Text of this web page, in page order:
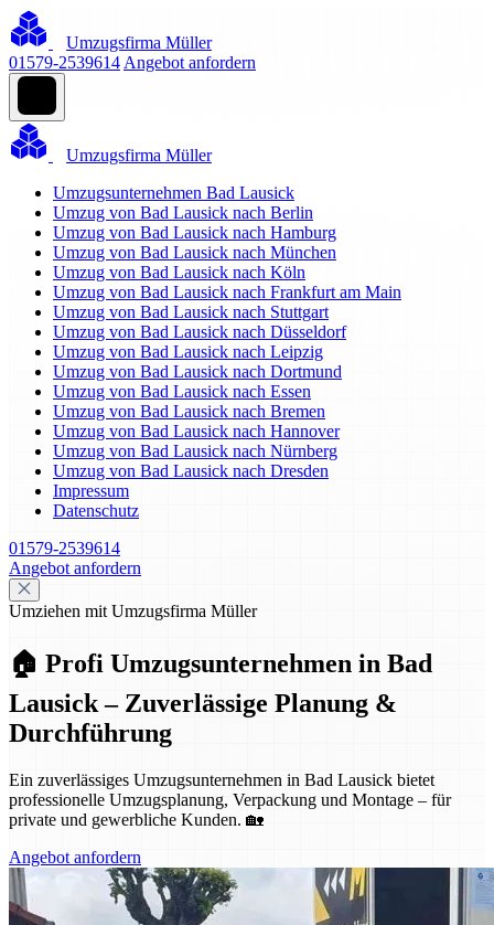
Umzugsfirma Müller
01579-2539614 Angebot anfordern
Umzugsfirma Müller
Umzugsunternehmen Bad Lausick
Umzug von Bad Lausick nach Berlin
Umzug von Bad Lausick nach Hamburg
Umzug von Bad Lausick nach München
Umzug von Bad Lausick nach Köln
Umzug von Bad Lausick nach Frankfurt am Main
Umzug von Bad Lausick nach Stuttgart
Umzug von Bad Lausick nach Düsseldorf
Umzug von Bad Lausick nach Leipzig
Umzug von Bad Lausick nach Dortmund
Umzug von Bad Lausick nach Essen
Umzug von Bad Lausick nach Bremen
Umzug von Bad Lausick nach Hannover
Umzug von Bad Lausick nach Nürnberg
Umzug von Bad Lausick nach Dresden
Impressum
Datenschutz
01579-2539614
Angebot anfordern
Umziehen mit Umzugsfirma Müller
🏠 Profi Umzugsunternehmen in Bad
Lausick – Zuverlässige Planung &
Durchführung
Ein zuverlässiges Umzugsunternehmen in Bad Lausick bietet
professionelle Umzugsplanung, Verpackung und Montage – für
private und gewerbliche Kunden. 🏡
Angebot anfordern